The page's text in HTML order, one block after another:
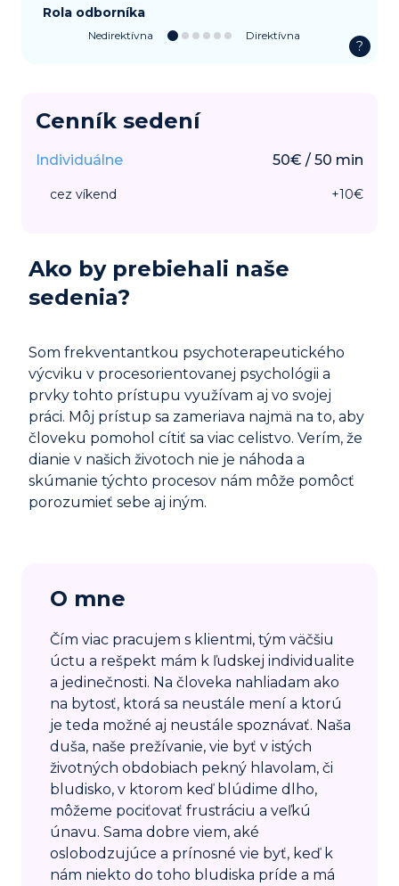
Rola odborníka
Nedirektívna Direktívna
?
Cenník sedení
Individuálne 50€ / 50 min
cez víkend +10€
Ako by prebiehali naše
sedenia?
Som frekventantkou psychoterapeutického
výcviku v procesorientovanej psychológii a
prvky tohto prístupu využívam aj vo svojej
práci. Môj prístup sa zameriava najmä na to, aby
človeku pomohol cítiť sa viac celistvo. Verím, že
dianie v našich životoch nie je náhoda a
skúmanie týchto procesov nám môže pomôcť
porozumieť sebe aj iným.
O mne
Čím viac pracujem s klientmi, tým väčšiu
úctu a rešpekt mám k ľudskej individualite
a jedinečnosti. Na človeka nahliadam ako
na bytosť, ktorá sa neustále mení a ktorú
je teda možné aj neustále spoznávať. Naša
duša, naše prežívanie, vie byť v istých
životných obdobiach pekný hlavolam, či
bludisko, v ktorom keď blúdime dlho,
môžeme pociťovať frustráciu a veľkú
únavu. Sama dobre viem, aké
oslobodzujúce a prínosné vie byť, keď k
nám niekto do toho bludiska príde a má